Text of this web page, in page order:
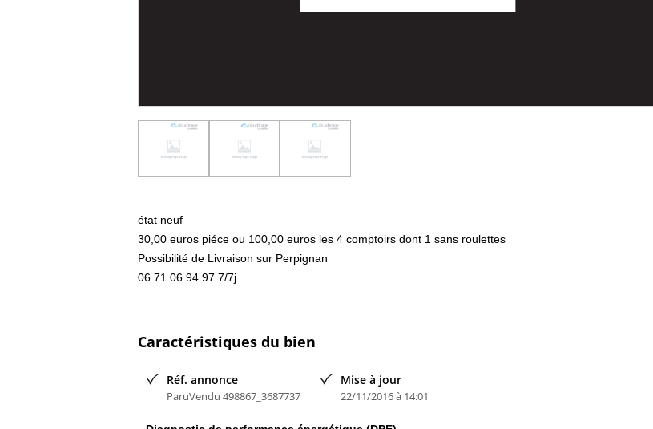
état neuf
30,00 euros piéce ou 100,00 euros les 4 comptoirs dont 1 sans roulettes
Possibilité de Livraison sur Perpignan
06 71 06 94 97 7/7j
Caractéristiques du bien
Réf. annonce
ParuVendu 498867_3687737
Mise à jour
22/11/2016 à 14:01